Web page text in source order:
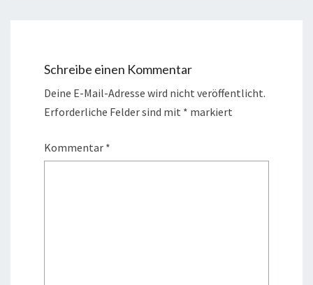
Schreibe einen Kommentar
Deine E-Mail-Adresse wird nicht veröffentlicht.
Erforderliche Felder sind mit * markiert
Kommentar *